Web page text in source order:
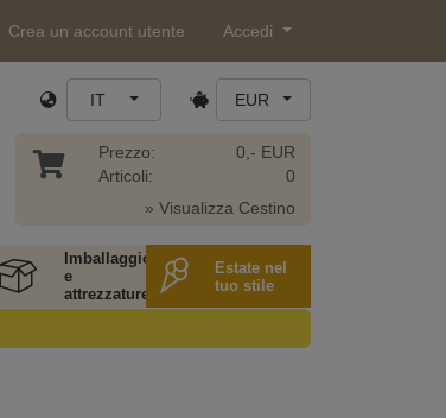
Crea un account utente Accedi
IT EUR
Prezzo:
Articoli:
0,- EUR
0
» Visualizza Cestino
Imballaggio
e
attrezzature
Estate nel
tuo stile